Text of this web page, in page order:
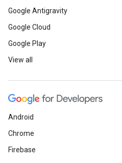
Google Antigravity
Google Cloud
Google Play
View all
Android
Chrome
Firebase